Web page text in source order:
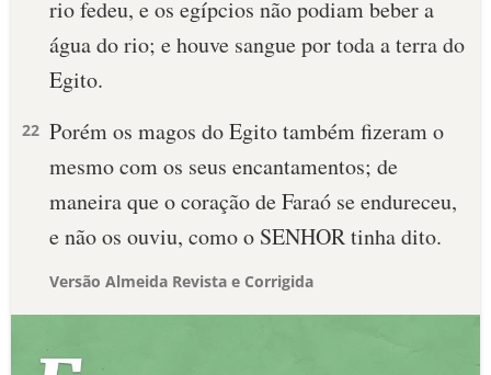
rio fedeu, e os egípcios não podiam beber a
água do rio; e houve sangue por toda a terra do
Egito.
22 Porém os magos do Egito também fizeram o
mesmo com os seus encantamentos; de
maneira que o coração de Faraó se endureceu,
e não os ouviu, como o SENHOR tinha dito.
Versão Almeida Revista e Corrigida